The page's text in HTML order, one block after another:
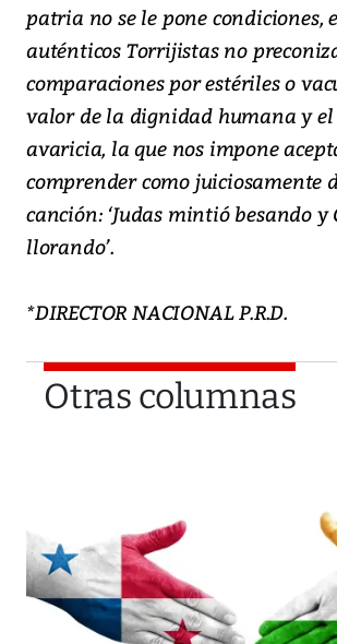
patria no se le pone condiciones,
auténticos Torrijistas no
comparaciones por estériles o
valor de la dignidad humana y
avaricia, la que nos impone
comprender como juiciosamente
canción: ‘Judas mintió besando
llorando’.
*DIRECTOR NACIONAL P.R.D.
Otras columnas